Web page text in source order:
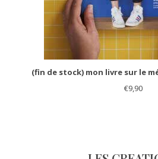
(fin de stock) mon livre sur le
€9,90